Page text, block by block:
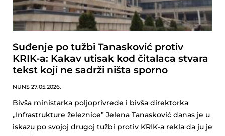
Suđenje po tužbi Tanasković protiv
KRIK-a: Kakav utisak kod čitalaca stvara
tekst koji ne sadrži ništa sporno
NUNS 27.05.2026.
Bivša ministarka poljoprivrede i bivša direktorka
„Infrastrukture železnice” Jelena Tanasković danas je u
iskazu po svojoj drugoj tužbi protiv KRIK-a rekla da ju je